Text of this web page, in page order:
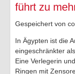
Reiseberichte
Fotos
TV-Tipps
Feiertage 2026
führt zu
Gespeichert von
In Ägypten ist die
eingeschränkter
Eine Verlegerin
Ringen mit